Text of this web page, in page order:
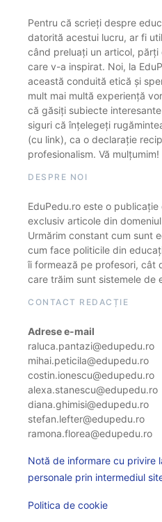
Pentru că scrieți despre
datorită acestui lucru, ar fi
când preluați un articol,
care v-a inspirat. Noi, la
această conduită etică și
mult mai multă experiență
că găsiți subiecte
siguri că înțelegeți
(cu link), ca o declarație
profesionalism. Vă mulțumim!
DESPRE NOI
EduPedu.ro este o
exclusiv articole din
Urmărim constant cum sunt
cum face politicile din
îi formează pe profesori, cât
care trăim sunt sistemele de
CONTACT REDACȚIE
Adrese e-mail
raluca.pantazi@edupedu.ro
mihai.peticila@edupedu.ro
costin.ionescu@edupedu.ro
alexa.stanescu@edupedu.ro
diana.ghimisi@edupedu.ro
stefan.lefter@edupedu.ro
ramona.florea@edupedu.ro
Notă de informare cu privire
personale prin intermediul
Politica de cookie